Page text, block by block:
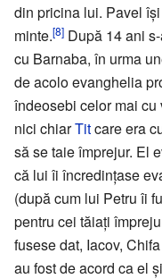
din pricina lui. Pavel
minte.[8] După 14 ani
cu Barnaba, în urma
de acolo evanghelia
îndeosebi celor mai cu
nici chiarTitcare era
să se taie împrejur. El
că lui îi încredințase
(după cum lui Petru îi
pentru cei tăiați
fusese dat, Iacov,
au fost de acord ca el